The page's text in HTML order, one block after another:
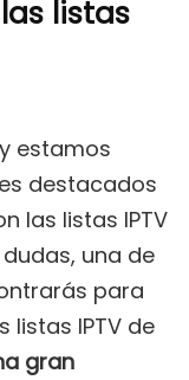
listas
estamos
destacados
las listas IPTV
una de
para
listas IPTV de
gran